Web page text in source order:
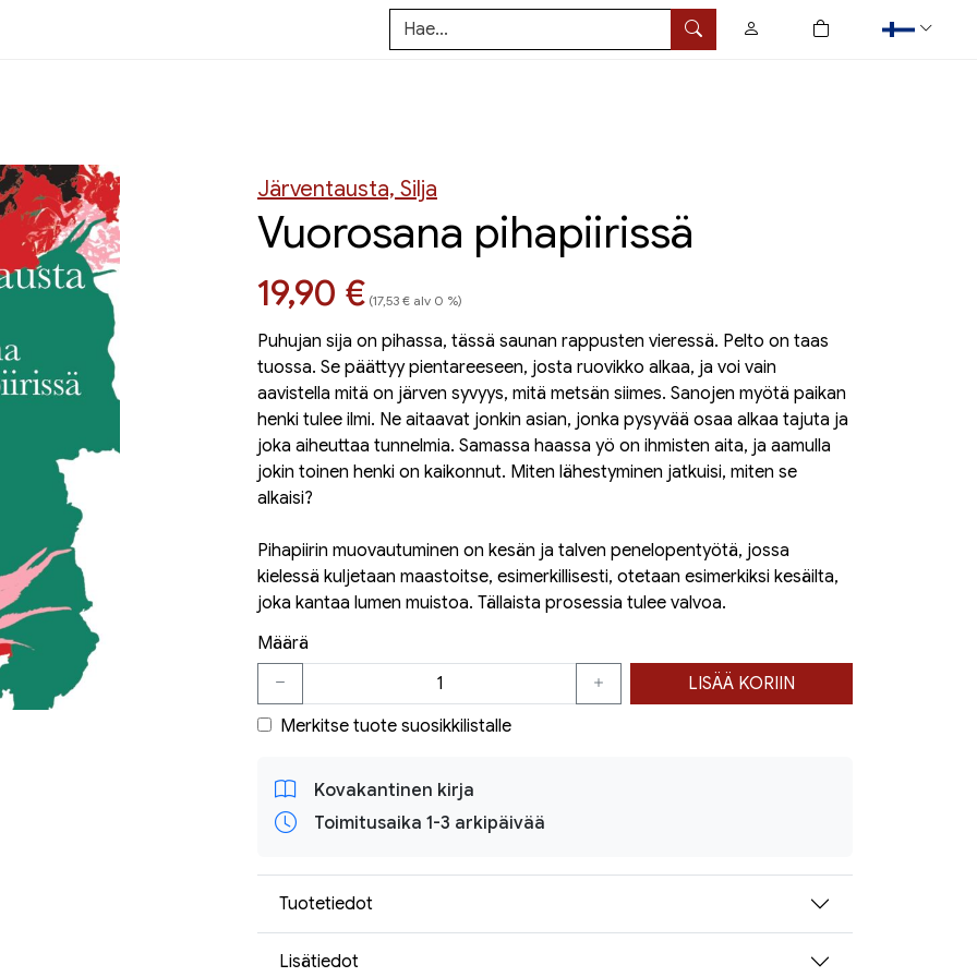
Hae
0
tuotetta ostoskorissa
Järventausta, Silja
Vuorosana pihapiirissä
Hinta nyt
19,90 € (17,53 € alv 0 %)
Puhujan sija on pihassa, tässä saunan rappusten vieressä. Pelto on taas
tuossa. Se päättyy pientareeseen, josta ruovikko alkaa, ja voi vain
aavistella mitä on järven syvyys, mitä metsän siimes. Sanojen myötä paikan
henki tulee ilmi. Ne aitaavat jonkin asian, jonka pysyvää osaa alkaa tajuta ja
joka aiheuttaa tunnelmia. Samassa haassa yö on ihmisten aita, ja aamulla
jokin toinen henki on kaikonnut. Miten lähestyminen jatkuisi, miten se
alkaisi?
Pihapiirin muovautuminen on kesän ja talven penelopentyötä, jossa
kielessä kuljetaan maastoitse, esimerkillisesti, otetaan esimerkiksi kesäilta,
joka kantaa lumen muistoa. Tällaista prosessia tulee valvoa.
Määrä
LISÄÄ KORIIN
Merkitse tuote suosikkilistalle
Kovakantinen kirja
Toimitusaika 1-3 arkipäivää
Tuotetiedot
Lisätiedot